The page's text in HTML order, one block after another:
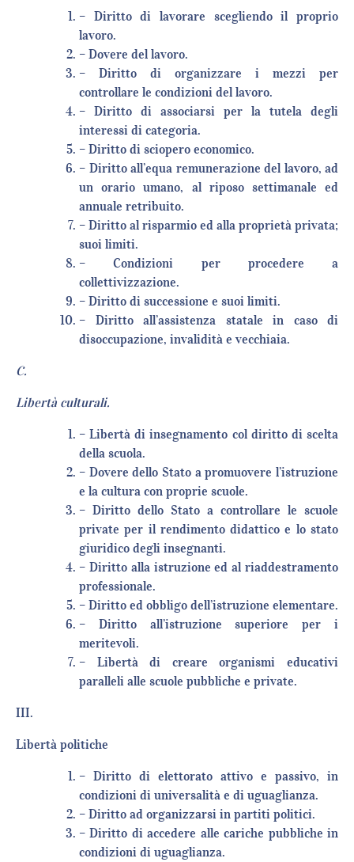
– Diritto di lavorare scegliendo il proprio
lavoro.
– Dovere del lavoro.
– Diritto di organizzare i mezzi per
controllare le condizioni del lavoro.
– Diritto di associarsi per la tutela degli
interessi di categoria.
– Diritto di sciopero economico.
– Diritto all’equa remunerazione del lavoro, ad
un orario umano, al riposo settimanale ed
annuale retribuito.
– Diritto al risparmio ed alla proprietà privata;
suoi limiti.
– Condizioni per procedere a
collettivizzazione.
– Diritto di successione e suoi limiti.
– Diritto all’assistenza statale in caso di
disoccupazione, invalidità e vecchiaia.
C.
Libertà culturali.
– Libertà di insegnamento col diritto di scelta
della scuola.
– Dovere dello Stato a promuovere l’istruzione
e la cultura con proprie scuole.
– Diritto dello Stato a controllare le scuole
private per il rendimento didattico e lo stato
giuridico degli insegnanti.
– Diritto alla istruzione ed al riaddestramento
professionale.
– Diritto ed obbligo dell’istruzione elementare.
– Diritto all’istruzione superiore per i
meritevoli.
– Libertà di creare organismi educativi
paralleli alle scuole pubbliche e private.
III.
Libertà politiche
– Diritto di elettorato attivo e passivo, in
condizioni di universalità e di uguaglianza.
– Diritto ad organizzarsi in partiti politici.
– Diritto di accedere alle cariche pubbliche in
condizioni di uguaglianza.